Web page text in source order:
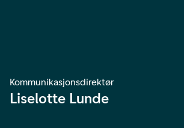
Kommunikasjonsdirektør
Liselotte Lunde